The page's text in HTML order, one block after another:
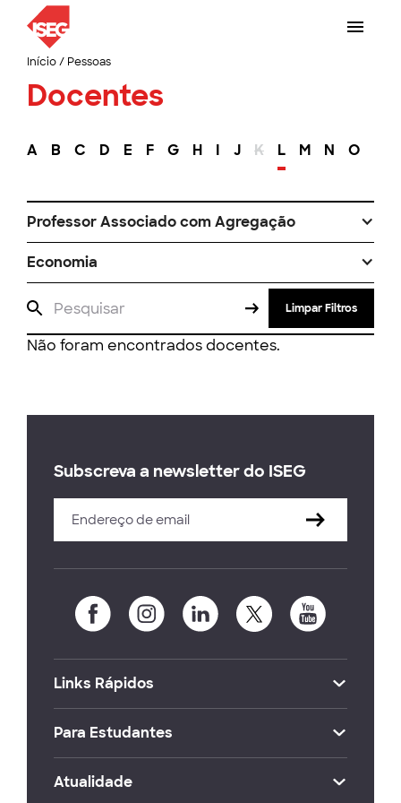
Início/ Pessoas
Docentes
A B C D E F G H I J K L M N O
Professor Associado com Agregação
Economia
Limpar Filtros
Não foram encontrados docentes.
Subscreva a newsletter do ISEG
Links Rápidos
Para Estudantes
Atualidade